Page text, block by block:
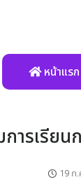
หน้าแรก
ารเรียน
19 ก